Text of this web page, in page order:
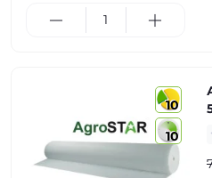
10
10